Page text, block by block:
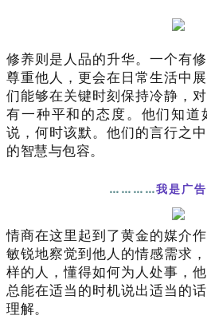
修养则是人品的升华。一个有
尊重他人，更会在日常生活中
们能够在关键时刻保持冷静，
有一种平和的态度。他们知道
说，何时该默。他们的言行之
的智慧与包容。
…………我是广
情商在这里起到了黄金的媒介
敏锐地察觉到他人的情感需求
样的人，懂得如何为人处事，
总能在适当的时机说出适当的
理解。